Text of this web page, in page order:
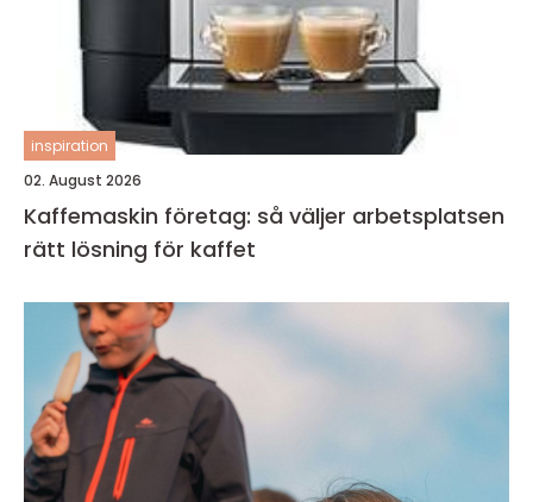
inspiration
02. August 2026
Kaffemaskin företag: så väljer arbetsplatsen
rätt lösning för kaffet